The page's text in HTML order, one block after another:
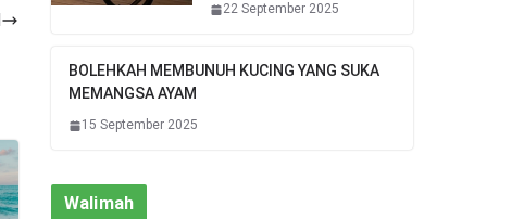
22 September 2025
BOLEHKAH MEMBUNUH KUCING YANG SUKA
MEMANGSA AYAM
15 September 2025
Walimah